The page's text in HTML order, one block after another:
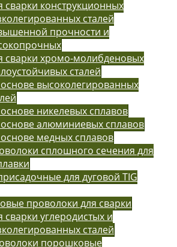
сварки конструкционных
сталей
прочности и
сварки хромо-молибденовых
сталей
высоколегированных
никелевых сплавов
алюминиевых сплавов
медных сплавов
сплошного сечения для
для дуговой TIG
проволоки для сварки
сварки углеродистых и
сталей
порошковые